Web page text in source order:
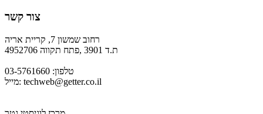
צור קשר
רחוב שמשון 7, קריית אריה
ת.ד 3901 ,פתח תקווה 4952706
טלפון: 03-5761660
מייל: techweb@getter.co.il